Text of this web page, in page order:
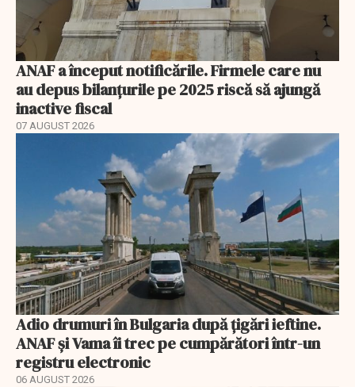
ANAF a început notificările. Firmele care nu
au depus bilanțurile pe 2025 riscă să ajungă
inactive fiscal
07 AUGUST 2026
Adio drumuri în Bulgaria după țigări ieftine.
ANAF și Vama îi trec pe cumpărători într-un
registru electronic
06 AUGUST 2026